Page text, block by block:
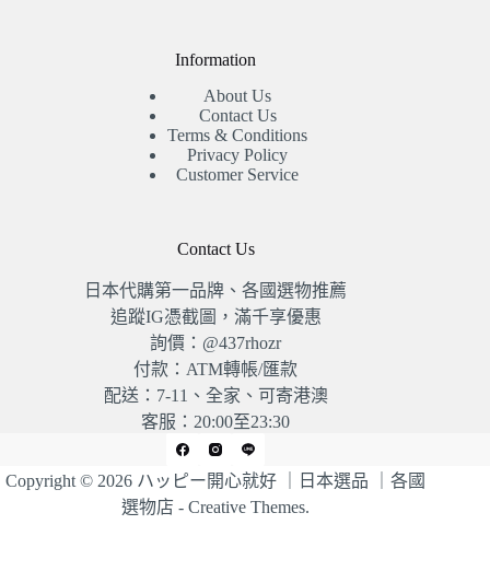
Information
About Us
Contact Us
Terms & Conditions
Privacy Policy
Customer Service
Contact Us
日本代購第一品牌、各國選物推薦
追蹤IG憑截圖，滿千享優惠
詢價：@437rhozr
付款：ATM轉帳/匯款
配送：7-11、全家、可寄港澳
客服：20:00至23:30
Copyright © 2026 ハッピー開心就好 ｜日本選品 ｜各國
選物店 -Creative Themes.